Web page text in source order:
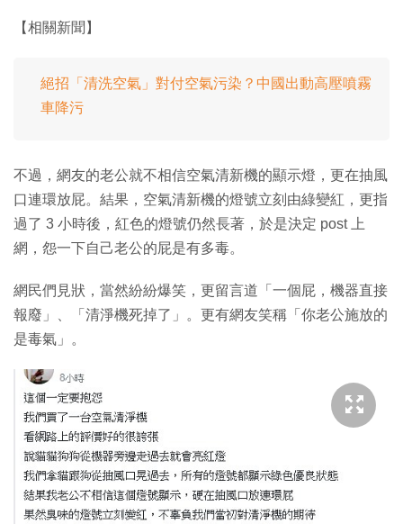
【相關新聞】
絕招「清洗空氣」對付空氣污染？中國出動高壓噴霧
車降污
不過，網友的老公就不相信空氣清新機的顯示燈，更在抽風
口連環放屁。結果，空氣清新機的燈號立刻由綠變紅，更指
過了 3 小時後，紅色的燈號仍然長著，於是決定 post 上
網，怨一下自己老公的屁是有多毒。
網民們見狀，當然紛紛爆笑，更留言道「一個屁，機器直接
報廢」、「清淨機死掉了」。更有網友笑稱「你老公施放的
是毒氣」。